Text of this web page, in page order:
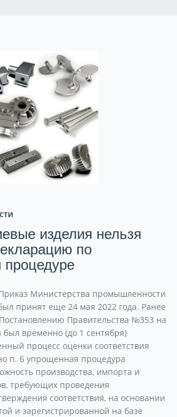
изделия нельзя
по
Министерства промышленности
принят еще 24 мая 2022 года. Ранее
Правительства №353 на
временно (до 1 сентября)
процесс оценки соответствия
п. 6 упрощенная процедура
производства, импорта и
требующих проведения
соответствия, на основании
и зарегистрированной на базе